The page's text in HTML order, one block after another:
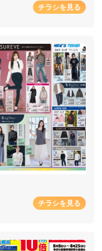
チラシを見る
チラシを見る